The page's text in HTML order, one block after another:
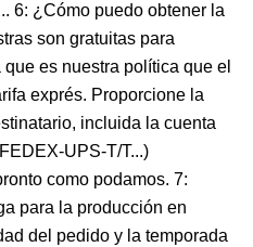
6: ¿Cómo puedo obtener la
son gratuitas para
es nuestra política que el
exprés. Proporcione la
incluida la cuenta
UPS-T/T...)
como podamos. 7:
para la producción en
del pedido y la temporada